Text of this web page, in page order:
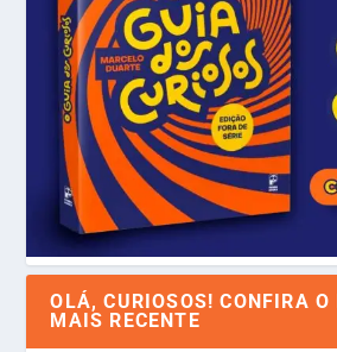
OLÁ, CURIOSOS! CONFIRA O
MAIS RECENTE